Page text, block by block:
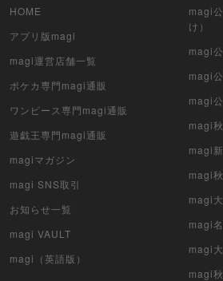
ポケカ（未開封パック）
遊戯王（未開封パック）
デュエル・マスターズ
マジック：ザ・ギャザリング
クリプトスペルズ
遊戯王初期
HOME
アプリ版magi
magi運営店舗一覧
ポケカ専門magi通販
ワンピース専門magi通販
遊戯王専門magi通販
magiマガジン
magi SNS取引
お知らせ一覧
magi VAULT
magi（英語版）
magi
け）
magi
magi
magi
magi
magi
magi
magi
magi
magi
magi